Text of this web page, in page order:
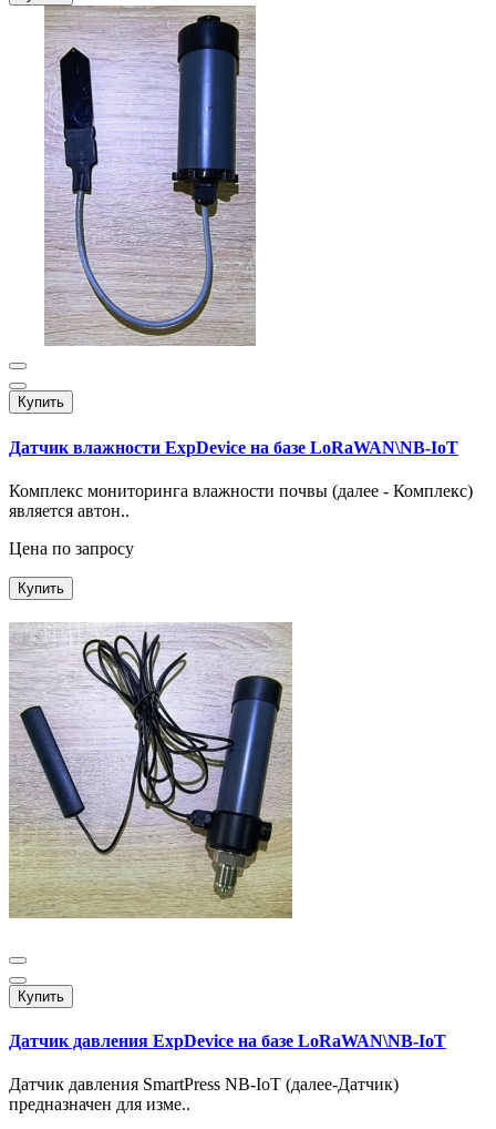
Купить
Датчик влажности ExpDevice на базе LoRaWAN\NB-IoT
Комплекс мониторинга влажности почвы (далее - Комплекс)
является автон..
Цена по запросу
Купить
Купить
Датчик давления ExpDevice на базе LoRaWAN\NB-IoT
Датчик давления SmartPress NB-IoT (далее-Датчик)
предназначен для изме..